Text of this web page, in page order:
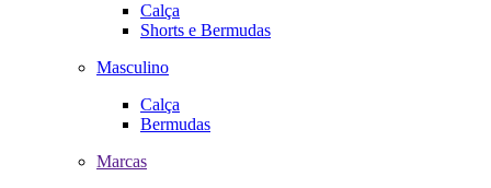
Calça
Shorts e Bermudas
Masculino
Calça
Bermudas
Marcas